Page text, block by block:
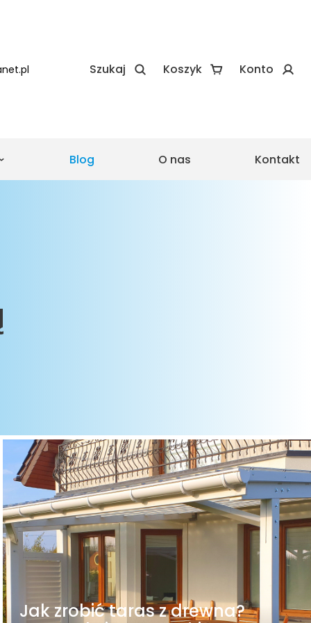
Szukaj Koszyk Konto
drewna
Metamorfozy
Blog O nas Kontakt
Jak zrobić taras z drewna?